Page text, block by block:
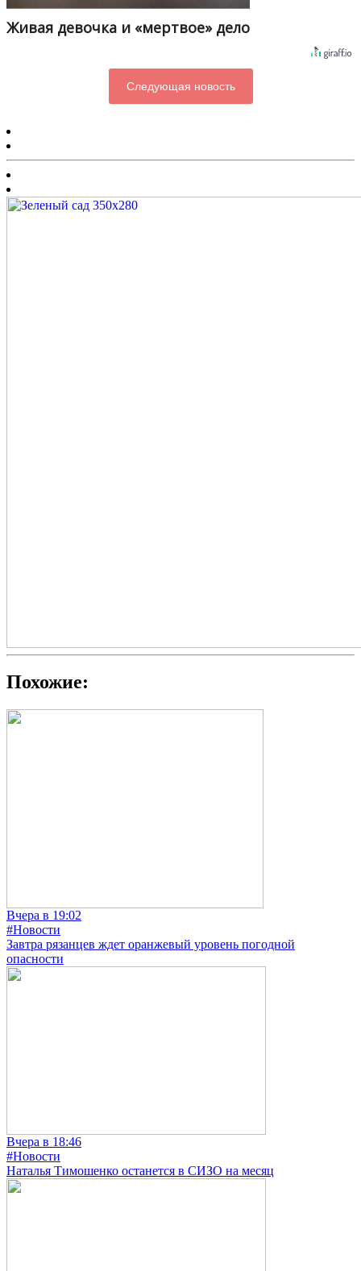
Живая девочка и «мертвое» дело
Следующая новость
Похожие:
Вчера в 19:02
#Новости
Завтра рязанцев ждет оранжевый уровень погодной
опасности
Вчера в 18:46
#Новости
Наталья Тимошенко останется в СИЗО на месяц